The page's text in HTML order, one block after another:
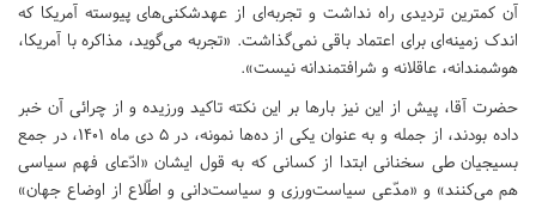
آن کمترین تردیدی راه نداشت و تجربه‌ای از عهد‌شکنی‌های پیوسته آمریکا که
اندک زمینه‌ای برای اعتماد باقی نمی‌گذاشت. «‌تجربه می‌گوید، مذاکره با آمریکا،
هوشمندانه، عاقلانه و شرافتمندانه نیست‌».
حضرت آقا، پیش از این نیز بارها بر این نکته تاکید ورزیده و از چرائی آن خبر
داده بودند، از جمله و به عنوان یکی از ده‌ها نمونه، در ۵ دی ماه ۱۴۰۱، در جمع
بسیجیان طی سخنانی ابتدا از کسانی که به قول ایشان «‌ادّعای فهم سیاسی
هم می‌کنند‌» و «‌مدّعی سیاست‌ورزی و سیاست‌دانی و اطّلاع از اوضاع جهان‌»